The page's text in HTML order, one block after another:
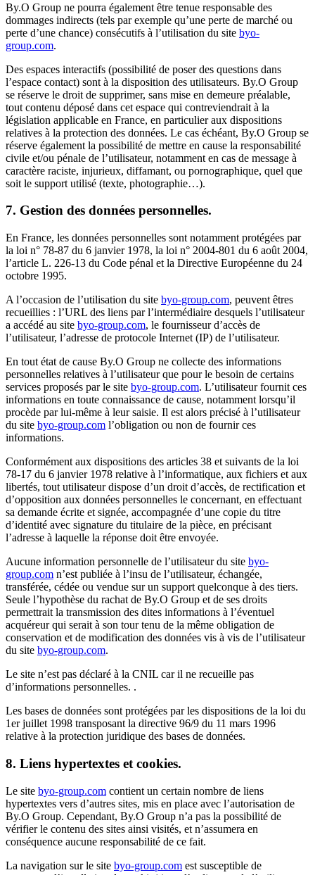
By.O Group ne pourra également être tenue responsable des
dommages indirects (tels par exemple qu’une perte de marché ou
perte d’une chance) consécutifs à l’utilisation du site byo-
group.com.
Des espaces interactifs (possibilité de poser des questions dans
l’espace contact) sont à la disposition des utilisateurs. By.O Group
se réserve le droit de supprimer, sans mise en demeure préalable,
tout contenu déposé dans cet espace qui contreviendrait à la
législation applicable en France, en particulier aux dispositions
relatives à la protection des données. Le cas échéant, By.O Group se
réserve également la possibilité de mettre en cause la responsabilité
civile et/ou pénale de l’utilisateur, notamment en cas de message à
caractère raciste, injurieux, diffamant, ou pornographique, quel que
soit le support utilisé (texte, photographie…).
7. Gestion des données personnelles.
En France, les données personnelles sont notamment protégées par
la loi n° 78-87 du 6 janvier 1978, la loi n° 2004-801 du 6 août 2004,
l’article L. 226-13 du Code pénal et la Directive Européenne du 24
octobre 1995.
A l’occasion de l’utilisation du site byo-group.com, peuvent êtres
recueillies : l’URL des liens par l’intermédiaire desquels l’utilisateur
a accédé au site byo-group.com, le fournisseur d’accès de
l’utilisateur, l’adresse de protocole Internet (IP) de l’utilisateur.
En tout état de cause By.O Group ne collecte des informations
personnelles relatives à l’utilisateur que pour le besoin de certains
services proposés par le site byo-group.com. L’utilisateur fournit ces
informations en toute connaissance de cause, notamment lorsqu’il
procède par lui-même à leur saisie. Il est alors précisé à l’utilisateur
du site byo-group.com l’obligation ou non de fournir ces
informations.
Conformément aux dispositions des articles 38 et suivants de la loi
78-17 du 6 janvier 1978 relative à l’informatique, aux fichiers et aux
libertés, tout utilisateur dispose d’un droit d’accès, de rectification et
d’opposition aux données personnelles le concernant, en effectuant
sa demande écrite et signée, accompagnée d’une copie du titre
d’identité avec signature du titulaire de la pièce, en précisant
l’adresse à laquelle la réponse doit être envoyée.
Aucune information personnelle de l’utilisateur du site byo-
group.com n’est publiée à l’insu de l’utilisateur, échangée,
transférée, cédée ou vendue sur un support quelconque à des tiers.
Seule l’hypothèse du rachat de By.O Group et de ses droits
permettrait la transmission des dites informations à l’éventuel
acquéreur qui serait à son tour tenu de la même obligation de
conservation et de modification des données vis à vis de l’utilisateur
du site byo-group.com.
Le site n’est pas déclaré à la CNIL car il ne recueille pas
d’informations personnelles. .
Les bases de données sont protégées par les dispositions de la loi du
1er juillet 1998 transposant la directive 96/9 du 11 mars 1996
relative à la protection juridique des bases de données.
8. Liens hypertextes et cookies.
Le site byo-group.com contient un certain nombre de liens
hypertextes vers d’autres sites, mis en place avec l’autorisation de
By.O Group. Cependant, By.O Group n’a pas la possibilité de
vérifier le contenu des sites ainsi visités, et n’assumera en
conséquence aucune responsabilité de ce fait.
La navigation sur le site byo-group.com est susceptible de